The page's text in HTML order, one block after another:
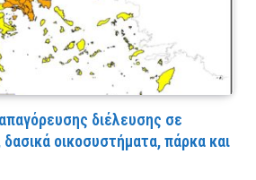
διέλευσης σε
δασικά οικοσυστήματα, πάρκα και